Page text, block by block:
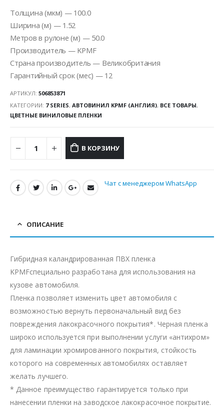
Толщина (мкм) — 100.0
Ширина (м) — 1.52
Метров в рулоне (м) — 50.0
Производитель — KPMF
Страна производитель — Великобритания
Гарантийный срок (мес) — 12
АРТИКУЛ: 506853871
КАТЕГОРИИ: 7 SERIES, АВТОВИНИЛ KPMF (АНГЛИЯ), ВСЕ ТОВАРЫ,
ЦВЕТНЫЕ ВИНИЛОВЫЕ ПЛЕНКИ
В КОРЗИНУ
Чат с менеджером WhatsApp
ОПИСАНИЕ
Гибридная каландрированная ПВХ пленка
KPMFспециально разработана для использования на
кузове автомобиля.
Пленка позволяет изменить цвет автомобиля с
возможностью вернуть первоначальный вид без
повреждения лакокрасочного покрытия*. Черная пленка
широко используется при выполнении услуги «антихром»
для ламинации хромированного покрытия, стойкость
которого на современных автомобилях оставляет
желать лучшего.
* Данное преимущество гарантируется только при
нанесении пленки на заводское лакокрасочное покрытие.